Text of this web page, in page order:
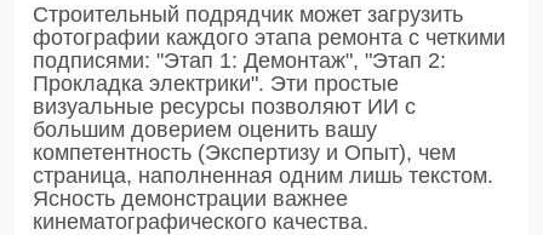
Строительный подрядчик может загрузить
фотографии каждого этапа ремонта с четкими
подписями: "Этап 1: Демонтаж", "Этап 2:
Прокладка электрики". Эти простые
визуальные ресурсы позволяют ИИ с
большим доверием оценить вашу
компетентность (Экспертизу и Опыт), чем
страница, наполненная одним лишь текстом.
Ясность демонстрации важнее
кинематографического качества.